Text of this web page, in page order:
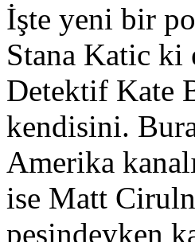
İşte yeni bir
Stana Katic ki
Detektif Kate
kendisini.
Amerika
ise Matt
peşindeyken